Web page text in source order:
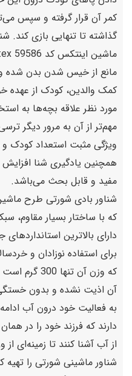
کمر آن قرار گرفته ‌و سپس
گذاشته تا تنهایی بازی
مانع از خیس شدن بدن شده
کمک والدین، کودک از عهده
مورد نظر علاقه بچه‌ها به
مهم‌تر از آن به مرور دیگر
ویژگی مثبت استعداد کودک و
همچنین یادگیری شنا افزایش
مفید و قابل بحث می‌باشد.
شنا‌ور بادی شورتی طرح
که با ساختار بسیار
دارای بالاترین
برای استفاده نوزادان و
که وزن آن
آن اذیت نشده و بدون
به فعالیت خود درون آب
دارند که فرزند خود را در
از آب آشنا کنند تا زمینه‌ای
شناور ماشینی شورتی را